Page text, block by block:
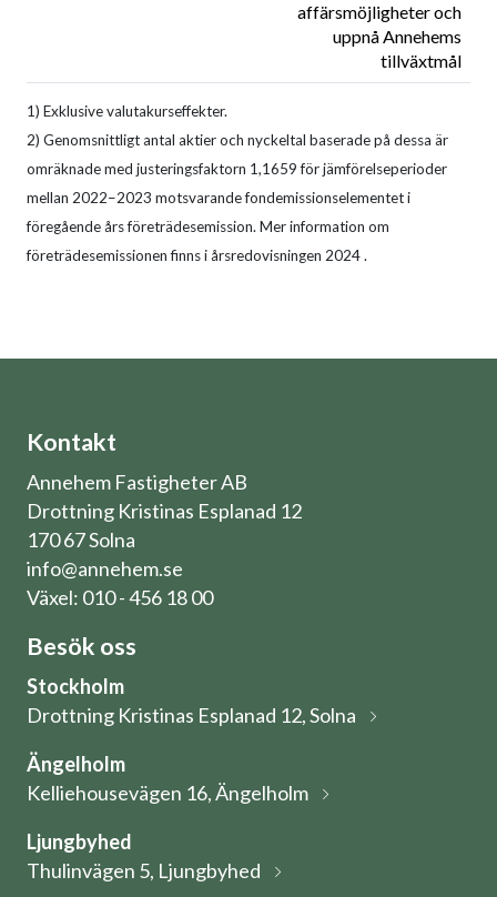
affärsmöjligheter och
uppnå Annehems
tillväxtmål
1) Exklusive valutakurseffekter.
2) Genomsnittligt antal aktier och nyckeltal baserade på dessa är
omräknade med justeringsfaktorn 1,1659 för jämförelseperioder
mellan 2022–2023 motsvarande fondemissionselementet i
föregående års företrädesemission. Mer information om
företrädesemissionen finns i årsredovisningen 2024 .
Kontakt
Annehem Fastigheter AB
Drottning Kristinas Esplanad 12
170 67 Solna
info@annehem.se
Växel: 010 - 456 18 00
Besök oss
Stockholm
Drottning Kristinas Esplanad 12, Solna
Ängelholm
Kelliehousevägen 16, Ängelholm
Ljungbyhed
Thulinvägen 5, Ljungbyhed